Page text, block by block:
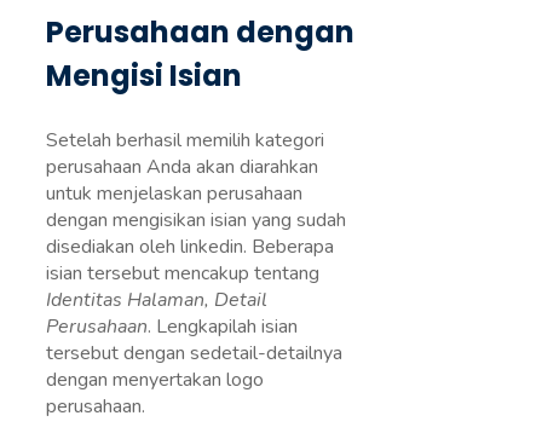
Perusahaan dengan
Mengisi Isian
Setelah berhasil memilih kategori
perusahaan Anda akan diarahkan
untuk menjelaskan perusahaan
dengan mengisikan isian yang sudah
disediakan oleh linkedin. Beberapa
isian tersebut mencakup tentang
Identitas Halaman, Detail
Perusahaan. Lengkapilah isian
tersebut dengan sedetail-detailnya
dengan menyertakan logo
perusahaan.